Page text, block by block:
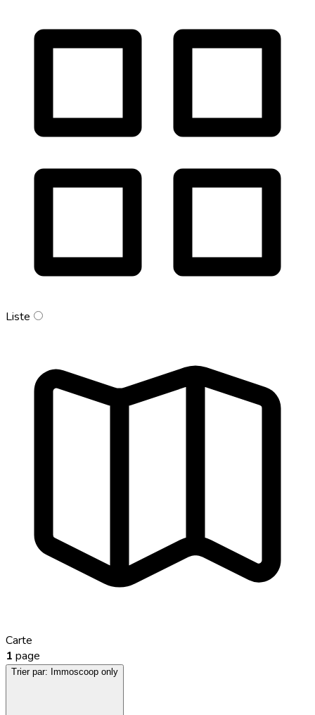
Liste
Carte
1 page
Trier par: Immoscoop only